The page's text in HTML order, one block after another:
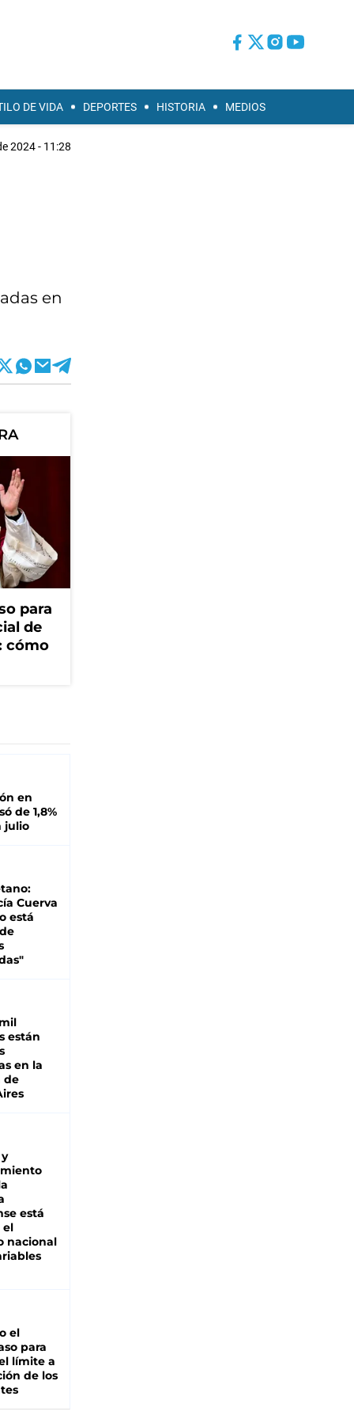
DE VIDA DEPORTES HISTORIA MEDIOS
2024 - 11:28
en
para
de
cómo
en
de 1,8%
julio
Cuerva
está
están
en la
de
está
el
nacional
el
para
límite a
de los